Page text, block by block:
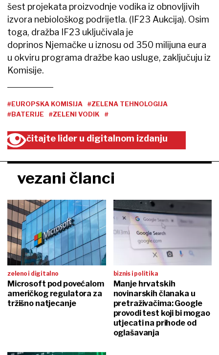
šest projekata proizvodnje vodika iz obnovljivih
izvora nebiološkog podrijetla. (IF23 Aukcija). Osim
toga, dražba IF23 uključivala je
doprinos Njemačke u iznosu od 350 milijuna eura
u okviru programa dražbe kao usluge, zaključuju iz
Komisije.
#EUROPSKA KOMISIJA
#ZELENA TEHNOLOGIJA
#BATERIJE
#ZELENI VODIK #
čitajte lider u digitalnom izdanju
vezani članci
zeleno i digitalno
Microsoft pod povećalom
američkog regulatora za
tržišno natjecanje
biznis i politika
Manje hrvatskih
novinarskih članaka u
pretraživačima: Google
provodi test koji bi mogao
utjecati na prihode od
oglašavanja